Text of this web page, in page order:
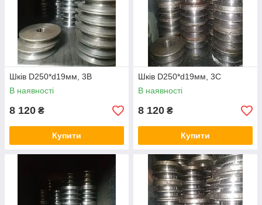
Шків D250*d19мм, 3В
В наявності
8 120 ₴
Купити
Шків D250*d19мм, 3С
В наявності
8 120 ₴
Купити